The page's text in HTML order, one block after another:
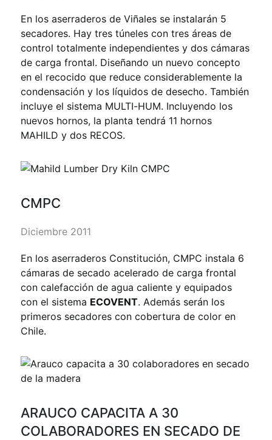
En los aserraderos de Viñales se instalarán 5
secadores. Hay tres túneles con tres áreas de
control totalmente independientes y dos cámaras
de carga frontal. Diseñando un nuevo concepto
en el recocido que reduce considerablemente la
condensación y los líquidos de desecho. También
incluye el sistema MULTI-HUM. Incluyendo los
nuevos hornos, la planta tendrá 11 hornos
MAHILD y dos RECOS.
CMPC
Diciembre 2011
En los aserraderos Constitución, CMPC instala 6
cámaras de secado acelerado de carga frontal
con calefacción de agua caliente y equipados
con el sistema ECOVENT. Además serán los
primeros secadores con cobertura de color en
Chile.
ARAUCO CAPACITA A 30
COLABORADORES EN SECADO DE